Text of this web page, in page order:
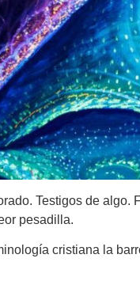
Testigos de
pesadilla.
cristiana la